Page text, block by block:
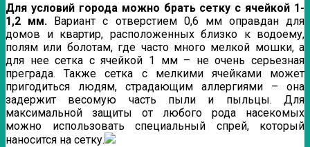
Для условий города можно брать сетку с ячейкой 1-
1,2 мм. Вариант с отверстием 0,6 мм оправдан для
домов и квартир, расположенных близко к водоему,
полям или болотам, где часто много мелкой мошки, а
для нее сетка с ячейкой 1 мм – не очень серьезная
преграда. Также сетка с мелкими ячейками может
пригодиться людям, страдающим аллергиями – она
задержит весомую часть пыли и пыльцы. Для
максимальной защиты от любого рода насекомых
можно использовать специальный спрей, который
наносится на сетку.